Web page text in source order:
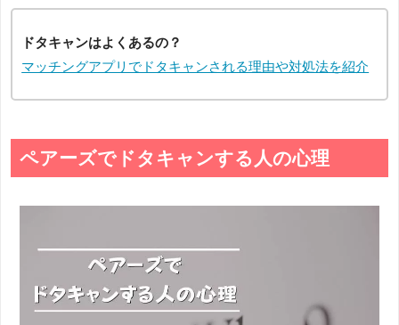
ドタキャンはよくあるの？
マッチングアプリでドタキャンされる理由や対処法を紹介
ペアーズでドタキャンする人の心理